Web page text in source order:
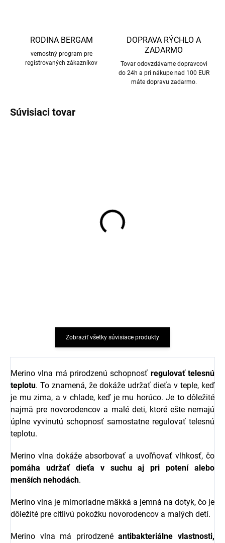
RODINA BERGAM
vernostný program pre
registrovaných zákazníkov
DOPRAVA RÝCHLO A
ZADARMO
Tovar odovzdávame dopravcovi
do 24h a pri nákupe nad 100 EUR
máte dopravu zadarmo.
Súvisiaci tovar
Zobraziť všetky súvisiace produkty
Merino vlna má prirodzenú schopnosť regulovať telesnú
teplotu. To znamená, že dokáže udržať dieťa v teple, keď
je mu zima, a v chlade, keď je mu horúco. Je to dôležité
najmä pre novorodencov a malé deti, ktoré ešte nemajú
úplne vyvinutú schopnosť samostatne regulovať telesnú
teplotu.
Merino vlna dokáže absorbovať a uvoľňovať vlhkosť, čo
pomáha udržať dieťa v suchu aj pri potení alebo
menších nehodách.
Merino vlna je mimoriadne mäkká a jemná na dotyk, čo je
dôležité pre citlivú pokožku novorodencov a malých detí.
Merino vlna má prirodzenéantibakteriálne vlastnosti,